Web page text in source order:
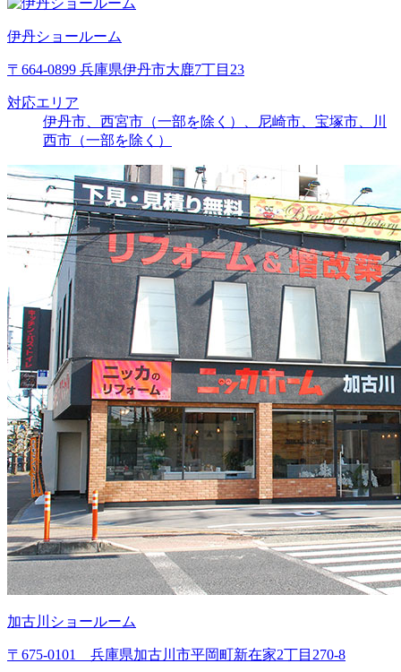
伊丹ショールーム
〒664-0899 兵庫県伊丹市大鹿7丁目23
対応エリア
伊丹市、西宮市（一部を除く）、尼崎市、宝塚市、川
西市（一部を除く）
加古川ショールーム
〒675-0101 兵庫県加古川市平岡町新在家2丁目270-8